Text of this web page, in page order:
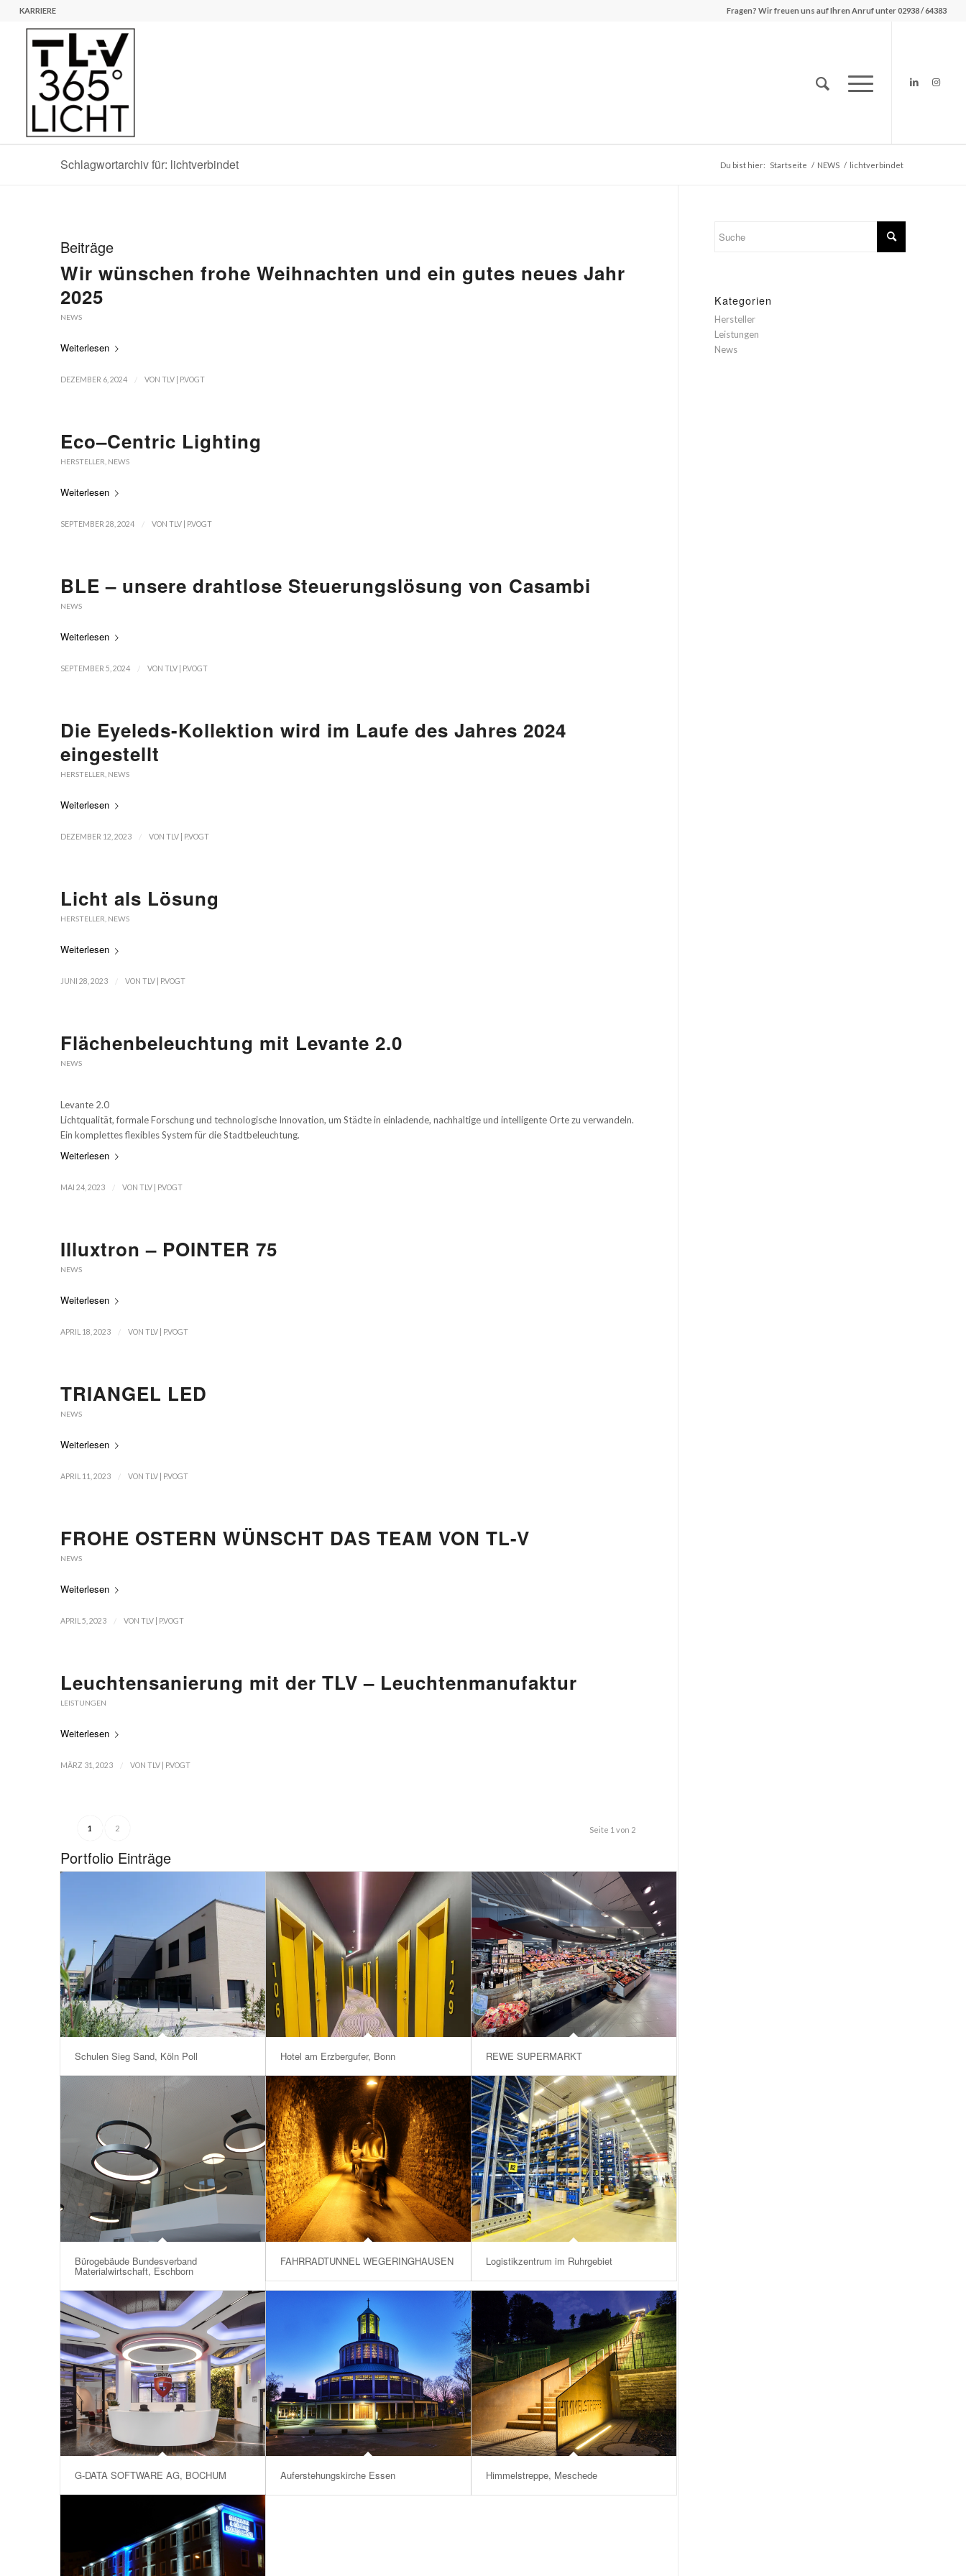
KARRIERE Fragen? Wir freuen uns auf Ihren Anruf unter 02938 / 64383
Schlagwortarchiv für: lichtverbindet Du bist hier: Startseite / NEWS / lichtverbindet
Beiträge
Wir wünschen frohe Weihnachten und ein gutes neues Jahr
2025
NEWS
Weiterlesen
DEZEMBER 6, 2024 / VON TLV | P.VOGT
Eco–Centric Lighting
HERSTELLER NEWS
Weiterlesen
SEPTEMBER 28, 2024 / VON TLV | P.VOGT
BLE – unsere drahtlose Steuerungslösung von Casambi
NEWS
Weiterlesen
SEPTEMBER 5, 2024 / VON TLV | P.VOGT
Die Eyeleds-Kollektion wird im Laufe des Jahres 2024
eingestellt
HERSTELLER NEWS
Weiterlesen
DEZEMBER 12, 2023 / VON TLV | P.VOGT
Licht als Lösung
HERSTELLER NEWS
Weiterlesen
JUNI 28, 2023 / VON TLV | P.VOGT
Flächenbeleuchtung mit Levante 2.0
NEWS
Levante 2.0
Lichtqualität, formale Forschung und technologische Innovation, um Städte in einladende, nachhaltige und intelligente Orte zu verwandeln.
Ein komplettes flexibles System für die Stadtbeleuchtung.
Weiterlesen
MAI 24, 2023 / VON TLV | P.VOGT
Illuxtron – POINTER 75
NEWS
Weiterlesen
APRIL 18, 2023 / VON TLV | P.VOGT
TRIANGEL LED
NEWS
Weiterlesen
APRIL 11, 2023 / VON TLV | P.VOGT
FROHE OSTERN WÜNSCHT DAS TEAM VON TL-V
NEWS
Weiterlesen
APRIL 5, 2023 / VON TLV | P.VOGT
Leuchtensanierung mit der TLV – Leuchtenmanufaktur
LEISTUNGEN
Weiterlesen
MÄRZ 31, 2023 / VON TLV | P.VOGT
Seite 1 von 2
1 2
Portfolio Einträge
Schulen Sieg Sand, Köln Poll Hotel am Erzbergufer, Bonn REWE SUPERMARKT
Bürogebäude Bundesverband
Materialwirtschaft, Eschborn
FAHRRADTUNNEL WEGERINGHAUSEN Logistikzentrum im Ruhrgebiet
G-DATA SOFTWARE AG, BOCHUM Auferstehungskirche Essen Himmelstreppe, Meschede
Kategorien
Hersteller
Leistungen
News